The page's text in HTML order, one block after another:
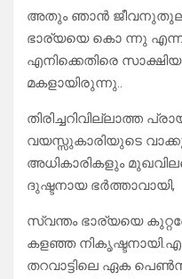
അതും ഞാൻ
ഭാര്യയെ കൊ ന്നു എന്ന്
എനിക്കെതിരെ
മകളായിരുന്നു..
തിരിച്ചറിവില്ലാത്ത
വയസ്സുകാരിയുടെ
അധികാരികളും
ദുഷ്ടനായ ഭർത്താവായി,
സ്വന്തം ഭാര്യയെ
കളഞ്ഞ
തറവാട്ടിലെ ഏക